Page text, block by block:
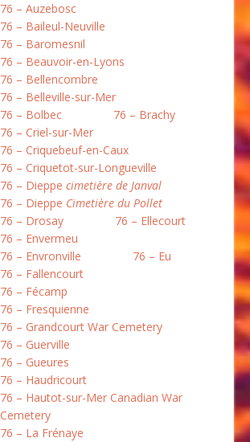
76 – Auzebosc
76 – Baileul-Neuville
76 – Baromesnil
76 – Beauvoir-en-Lyons
76 – Bellencombre
76 – Belleville-sur-Mer
76 – Bolbec
76 – Brachy
76 – Criel-sur-Mer
76 – Criquebeuf-en-Caux
76 – Criquetot-sur-Longueville
76 – Dieppe cimetière de Janval
76 – Dieppe Cimetière du Pollet
76 – Drosay
76 – Ellecourt
76 – Envermeu
76 – Envronville
76 – Eu
76 – Fallencourt
76 – Fécamp
76 – Fresquienne
76 – Grandcourt War Cemetery
76 – Guerville
76 – Gueures
76 – Haudricourt
76 – Hautot-sur-Mer Canadian War
Cemetery
76 – La Frénaye